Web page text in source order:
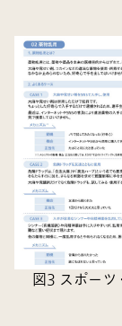
図3 スポーツ